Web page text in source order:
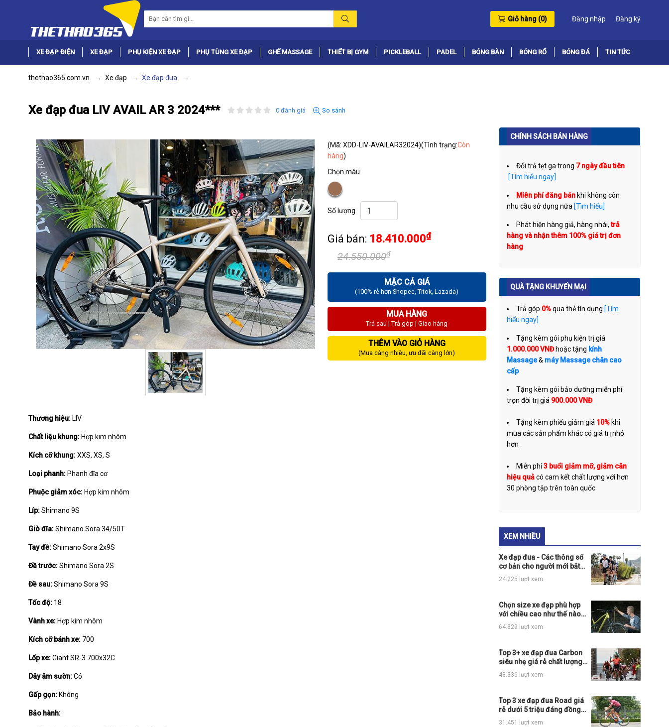
Giỏ hàng (0) Đăng nhập Đăng ký
XE ĐẠP ĐIỆN XE ĐẠP PHỤ KIỆN XE ĐẠP PHỤ TÙNG XE ĐẠP GHẾ MASSAGE THIẾT BỊ GYM PICKLEBALL PADEL BÓNG BÀN BÓNG RỔ BÓNG ĐÁ TIN TỨC
thethao365.com.vn Xe đạp Xe đạp đua
Xe đạp đua LIV AVAIL AR 3 2024*** 0 đánh giá So sánh
(Mã: XDD-LIV-AVAILAR32024)(Tình trạng:Còn
hàng)
Chọn màu
Số lượng
Giá bán: 18.410.000₫
24.550.000₫
MẶC CẢ GIÁ
(100% rẻ hơn Shopee, Titok, Lazada)
MUA HÀNG
Trả sau | Trả góp | Giao hàng
THÊM VÀO GIỎ HÀNG
(Mua càng nhiều, ưu đãi càng lớn)
Thương hiệu: LIV
Chất liệu khung: Hợp kim nhôm
Kích cỡ khung:XXS, XS, S
Loại phanh: Phanh đĩa cơ
Phuộc giảm xóc: Hợp kim nhôm
Líp:Shimano 9S
Giò đĩa:Shimano Sora 34/50T
Tay đề:Shimano Sora 2x9S
Đề trước:Shimano Sora 2S
Đề sau:Shimano Sora 9S
Tốc độ: 18
Vành xe: Hợp kim nhôm
Kích cỡ bánh xe: 700
Lốp xe:Giant SR-3 700x32C
Dây âm sườn:Có
Gấp gọn: Không
Bảo hành:
CHÍNH SÁCH BÁN HÀNG
Đổi trả tẹt ga trong 7 ngày đầu tiên
[Tìm hiểu ngay]
Miễn phí đăng bán khi không còn
nhu cầu sử dụng nữa [Tìm hiểu]
Phát hiện hàng giả, hàng nhái,trả
hàng và nhận thêm 100% giá trị đơn
hàng
QUÀ TẶNG KHUYẾN MẠI
Trả góp 0%qua thẻ tín dụng [Tìm
hiểu ngay]
Tặng kèm gói phụ kiện trị giá
1.000.000 VNĐ hoặc tặng kính
Massage& máy Massage chân cao
cấp
Tặng kèm gói bảo dưỡng miễn phí
trọn đời trị giá 900.000 VNĐ
Tặng kèm phiếu giảm giá 10% khi
mua các sản phẩm khác có giá trị nhỏ
hơn
Miễn phí3 buổi giảm mỡ, giảm cân
hiệu quảcó cam kết chất lượng với hơn
30 phòng tập trên toàn quốc
XEM NHIỀU
Xe đạp đua - Các thông số
cơ bản cho người mới bắt
đầu
24.225 lượt xem
Chọn size xe đạp phù hợp
với chiều cao như thế nào
cho đúng?
64.329 lượt xem
Top 3+ xe đạp đua Carbon
siêu nhẹ giá rẻ chất lượng
nhất thị trường
43.336 lượt xem
Top 3 xe đạp đua Road giá
rẻ dưới 5 triệu đáng đồng
tiền bát gạo
31.451 lượt xem